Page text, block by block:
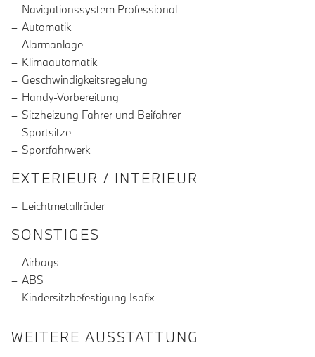
Navigationssystem Professional
Automatik
Alarmanlage
Klimaautomatik
Geschwindigkeitsregelung
Handy-Vorbereitung
Sitzheizung Fahrer und Beifahrer
Sportsitze
Sportfahrwerk
EXTERIEUR / INTERIEUR
Leichtmetallräder
SONSTIGES
Airbags
ABS
Kindersitzbefestigung Isofix
WEITERE AUSSTATTUNG